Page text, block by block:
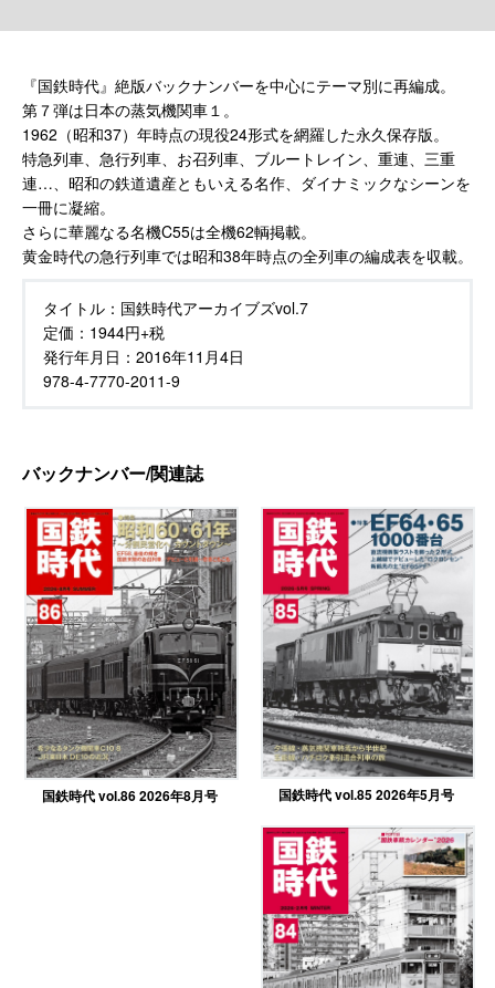
『国鉄時代』絶版バックナンバーを中心にテーマ別に再編成。
第７弾は日本の蒸気機関車１。
1962（昭和37）年時点の現役24形式を網羅した永久保存版。
特急列車、急行列車、お召列車、ブルートレイン、重連、三重
連…、昭和の鉄道遺産ともいえる名作、ダイナミックなシーンを
一冊に凝縮。
さらに華麗なる名機C55は全機62輌掲載。
黄金時代の急行列車では昭和38年時点の全列車の編成表を収載。
タイトル： 国鉄時代アーカイブズvol.7
定価： 1944円+税
発行年月日： 2016年11月4日
978-4-7770-2011-9
バックナンバー/関連誌
国鉄時代 vol.86 2026年8月号 国鉄時代 vol.85 2026年5月号